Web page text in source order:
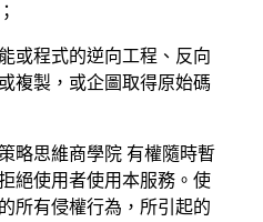
或程式的逆向工程、反向
複製，或企圖取得原始碼
略思維商學院 有權隨時暫
絕使用者使用本服務。使
所有侵權行為，所引起的